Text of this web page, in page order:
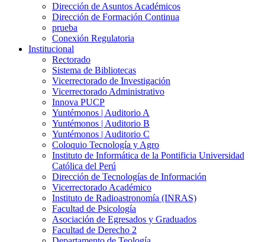
Dirección de Asuntos Académicos
Dirección de Formación Continua
prueba
Conexión Regulatoria
Institucional
Rectorado
Sistema de Bibliotecas
Vicerrectorado de Investigación
Vicerrectorado Administrativo
Innova PUCP
Yuntémonos | Auditorio A
Yuntémonos | Auditorio B
Yuntémonos | Auditorio C
Coloquio Tecnología y Agro
Instituto de Informática de la Pontificia Universidad
Católica del Perú
Dirección de Tecnologías de Información
Vicerrectorado Académico
Instituto de Radioastronomía (INRAS)
Facultad de Psicología
Asociación de Egresados y Graduados
Facultad de Derecho 2